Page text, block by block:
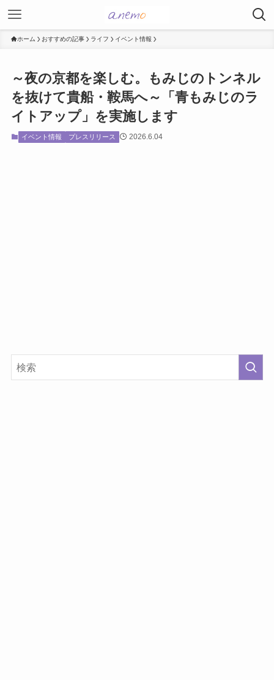
ホーム おすすめの記事 ライフ イベント情報
～夜の京都を楽しむ。もみじのトンネル
を抜けて貴船・鞍馬へ～「青もみじのラ
イトアップ」を実施します
イベント情報 プレスリリース 2026.6.04